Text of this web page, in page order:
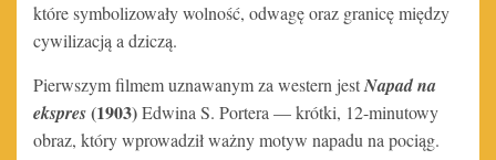
które symbolizowały wolność, odwagę oraz granicę między
cywilizacją a dziczą.
Pierwszym filmem uznawanym za western jestNapad na
ekspres(1903)Edwina S. Portera — krótki, 12-minutowy
obraz, który wprowadził ważny motyw napadu na pociąg.